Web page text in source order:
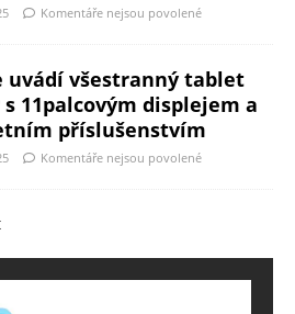
Komentáře nejsou povolené
uvádí všestranný tablet
s 11palcovým displejem a
příslušenstvím
Komentáře nejsou povolené